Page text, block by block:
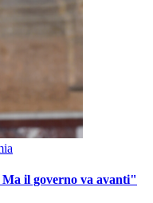
il governo va avanti"